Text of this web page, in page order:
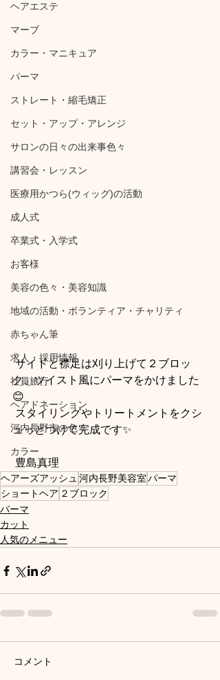
ヘアエステ
マーブ
カラー・マニキュア
パーマ
ストレート・縮毛矯正
セット・アップ・アレンジ
サロンの日々の出来事色々
講習会・レッスン
医療用かつら(ウィッグ)の活動
成人式
卒業式・入学式
お客様
美容の色々・美容知識
地域の活動・ボランティア・チャリティ
赤ちゃん筆
求人・採用情報
社員旅行
ヘアドネーション
河内長野市の色々
カラー
サイドと襟足は刈り上げて２ブロッ
ク、ツイスト風にパーマをかけました
😊
ュっとつけて完成です✨
豊島真理
ヘアーズアッシュ 河内長野美容室パーマ
ショートヘア ２ブロック
パーマ
カット
人気のメニュー
コメント